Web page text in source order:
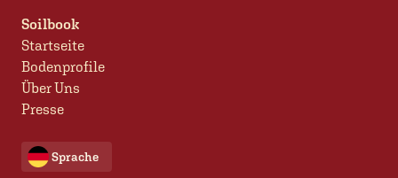
Soilbook
Startseite
Bodenprofile
Über Uns
Presse
Sprache